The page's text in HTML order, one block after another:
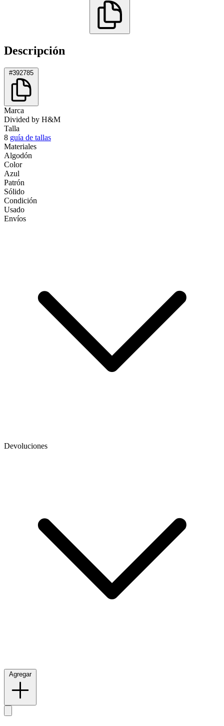
Descripción
#392785
Marca
Divided by H&M
Talla
8 guía de tallas
Materiales
Algodón
Color
Azul
Patrón
Sólido
Condición
Usado
Envíos
Devoluciones
Agregar